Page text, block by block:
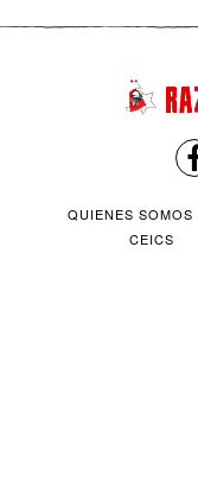
QUIENES SOMOS
CEICS